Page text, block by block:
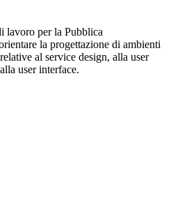
lavoro per la Pubblica
la progettazione di ambienti
al service design, alla user
user interface.